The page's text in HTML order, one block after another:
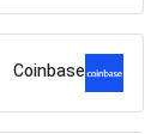
Coinbase